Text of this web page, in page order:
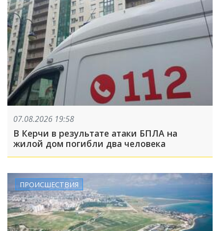
07.08.2026 19:58
В Керчи в результате атаки БПЛА на
жилой дом погибли два человека
ПРОИСШЕСТВИЯ